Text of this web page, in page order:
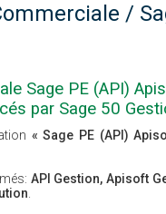
/
Sage PE (API)
par Sage 50
« Sage PE (API)
API Gestion, Apisoft